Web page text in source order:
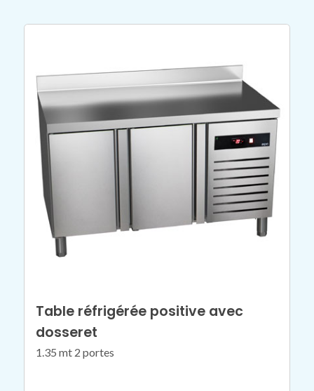
Table réfrigérée positive avec
dosseret
1.35 mt 2 portes